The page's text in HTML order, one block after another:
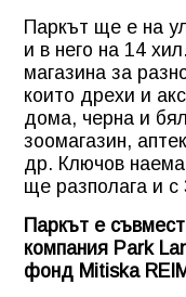
Паркът ще е на
и в него на 14
магазина за
които дрехи и
дома, черна и
зоомагазин,
др. Ключов
ще разполага и с
Паркът е
компания Park
фонд Mitiska